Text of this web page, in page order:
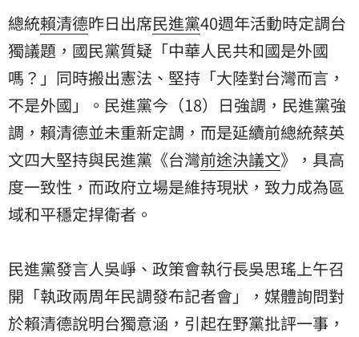
總統賴清德昨日出席民進黨40週年活動時定調台
獨議題，國民黨質疑「中華人民共和國是外國
嗎？」同時搬出憲法、堅持「大陸對台灣而言，
不是外國」。民進黨今（18）日強調，民進黨強
調，賴清德並未重新定調，而是延續前總統蔡英
文四大堅持與民進黨《台灣前途決議文》，具高
度一致性，而政府立場是維持現狀，致力成為區
域和平穩定捍衛者。
民進黨發言人吳崢、政策會執行長吳思瑤上午召
開「執政兩周年民調發布記者會」，媒體詢問對
於賴清德說明台獨意涵，引起在野黨批評一事，